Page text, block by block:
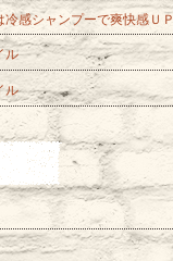
冷感シャンプーで爽快感ＵＰ
ル
ル